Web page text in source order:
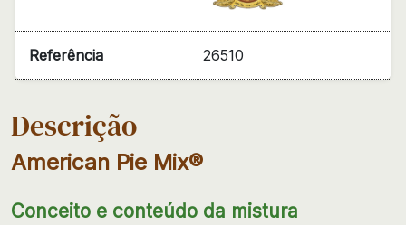
Referência 26510
Descrição
American Pie Mix®
Conceito e conteúdo da mistura